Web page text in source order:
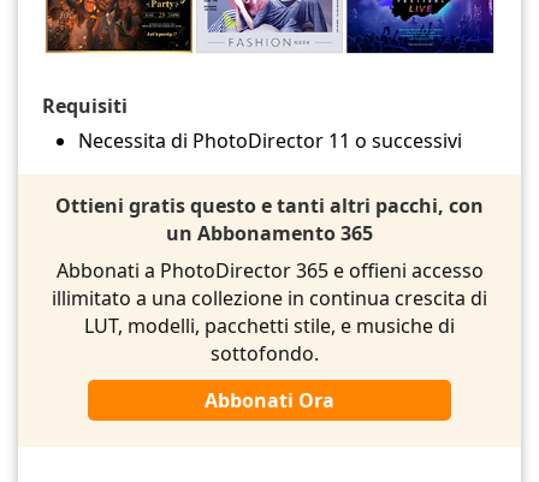
Requisiti
Necessita di PhotoDirector 11 o successivi
Ottieni gratis questo e tanti altri pacchi, con
un Abbonamento 365
Abbonati a PhotoDirector 365 e offieni accesso
illimitato a una collezione in continua crescita di
LUT, modelli, pacchetti stile, e musiche di
sottofondo.
Abbonati Ora